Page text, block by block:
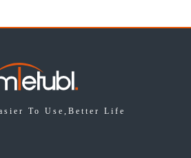
To Use,Better Life